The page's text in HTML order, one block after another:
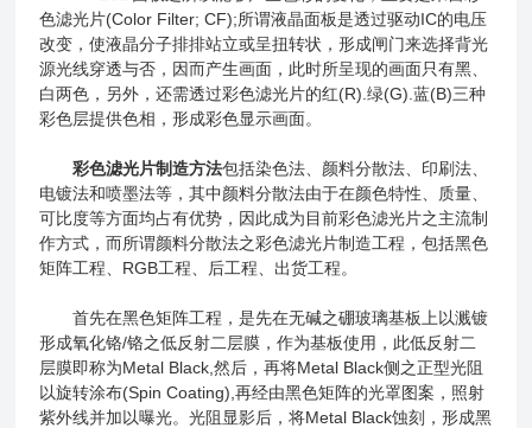
色滤光片(Color Filter; CF);所谓液晶面板是透过驱动IC的电压
改变，使液晶分子排排站立或呈扭转状，形成闸门来选择背光
源光线穿透与否，因而产生画面，此时所呈现的画面只有黑、
白两色，另外，还需透过彩色滤光片的红(R).绿(G).蓝(B)三种
彩色层提供色相，形成彩色显示画面。
彩色滤光片制造方法包括染色法、颜料分散法、印刷法、
电镀法和喷墨法等，其中颜料分散法由于在颜色特性、质量、
可比度等方面均占有优势，因此成为目前彩色滤光片之主流制
作方式，而所谓颜料分散法之彩色滤光片制造工程，包括黑色
矩阵工程、RGB工程、后工程、出货工程。
首先在黑色矩阵工程，是先在无碱之硼玻璃基板上以溅镀
形成氧化铬/铬之低反射二层膜，作为基板使用，此低反射二
层膜即称为Metal Black,然后，再将Metal Black侧之正型光阻
以旋转涂布(Spin Coating),再经由黑色矩阵的光罩图案，照射
紫外线并加以曝光。光阻显影后，将Metal Black蚀刻，形成黑